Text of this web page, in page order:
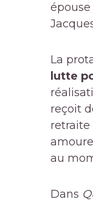
La
lutte
reçoit
retraite
au
Dans